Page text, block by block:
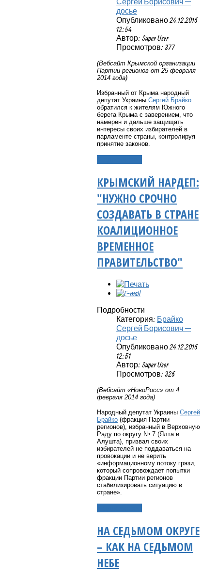
досье
Опубликовано 24.12.2016
12:54
Автор: Super User
Просмотров: 377
(Вебсайт Крымской организации
Партии регионов от 25 февраля
2014 года)
Избранный от Крыма народный
депутат Украины Сергей Брайко
обратился к жителям Южного
берега Крыма с заверением, что
намерен и дальше защищать
интересы своих избирателей в
парламенте страны, контролируя
принятие законов.
КРЫМСКИЙ НАРДЕП:
"НУЖНО СРОЧНО
СОЗДАВАТЬ В СТРАНЕ
КОАЛИЦИОННОЕ
ВРЕМЕННОЕ
ПРАВИТЕЛЬСТВО"
Подробности
Категория: Брайко
Сергей Борисович —
досье
Опубликовано 24.12.2016
12:51
Автор: Super User
Просмотров: 326
(Вебсайт «НовоРосс» от 4
февраля 2014 года)
Народный депутат Украины Сергей
Брайко (фракция Партии
регионов), избранный в Верховную
Раду по округу № 7 (Ялта и
Алушта), призвал своих
избирателей не поддаваться на
провокации и не верить
«информационному потоку грязи,
который сопровождает попытки
фракции Партии регионов
стабилизировать ситуацию в
стране».
НА СЕДЬМОМ ОКРУГЕ
– КАК НА СЕДЬМОМ
НЕБЕ